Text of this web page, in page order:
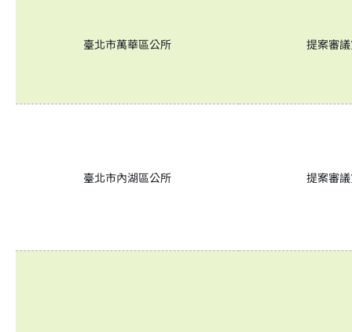
臺北市萬華區公所 提案審
臺北市內湖區公所 提案審